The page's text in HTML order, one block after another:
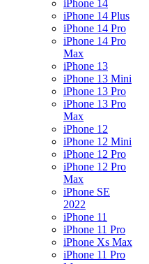
iPhone 14
iPhone 14 Plus
iPhone 14 Pro
iPhone 14 Pro
Max
iPhone 13
iPhone 13 Mini
iPhone 13 Pro
iPhone 13 Pro
Max
iPhone 12
iPhone 12 Mini
iPhone 12 Pro
iPhone 12 Pro
Max
iPhone SE
2022
iPhone 11
iPhone 11 Pro
iPhone Xs Max
iPhone 11 Pro